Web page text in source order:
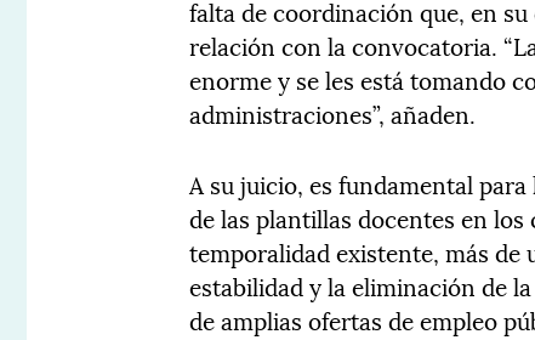
falta de coordinación que, en
relación con la convocatoria.
enorme y se les está tomando
administraciones”, añaden.
A su juicio, es fundamental
de las plantillas docentes en
temporalidad existente, más de
estabilidad y la eliminación de
de amplias ofertas de empleo